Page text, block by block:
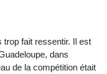
trop fait ressentir. Il est
dans
de la compétition était